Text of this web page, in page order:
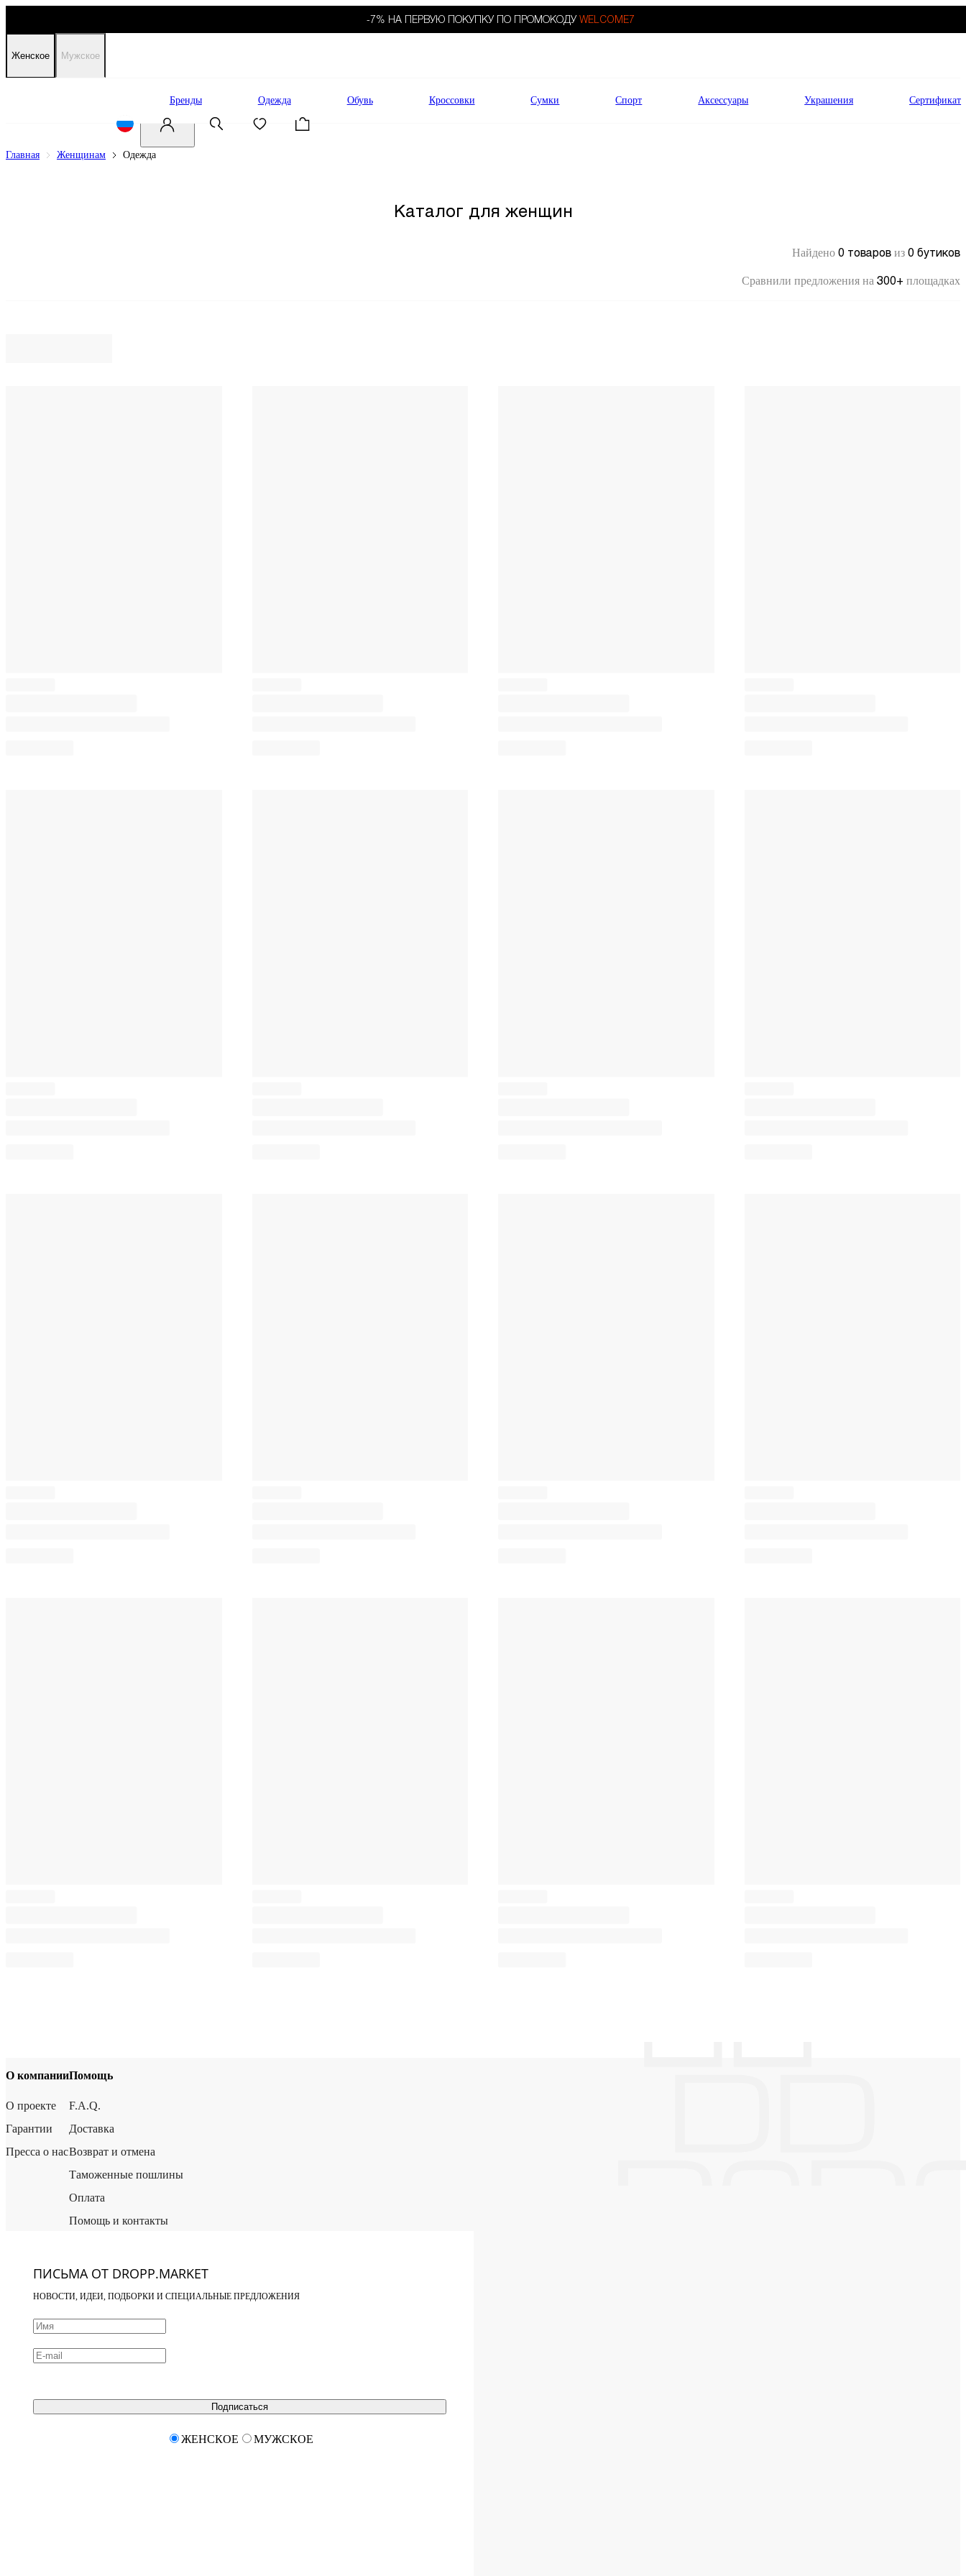
-7% НА ПЕРВУЮ ПОКУПКУ ПО ПРОМОКОДУ WELCOME7
Женское Мужское
Бренды Одежда Обувь Кроссовки Сумки Спорт Аксессуары Украшения Сертификат
Главная Женщинам Одежда
Каталог для женщин
Найдено 0 товаров из 0 бутиков
Сравнили предложения на 300+ площадках
О компании
О проекте
Гарантии
Пресса о нас
Помощь
F.A.Q.
Доставка
Возврат и отмена
Таможенные пошлины
Оплата
Помощь и контакты
ПИСЬМА ОТ DROPP.MARKET
НОВОСТИ, ИДЕИ, ПОДБОРКИ И СПЕЦИАЛЬНЫЕ ПРЕДЛОЖЕНИЯ
Подписаться
ЖЕНСКОЕ МУЖСКОЕ